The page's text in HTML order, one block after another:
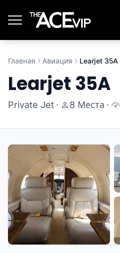
Главная Авиация Learjet 35A
Learjet 35A
Private Jet · 8 Места ·